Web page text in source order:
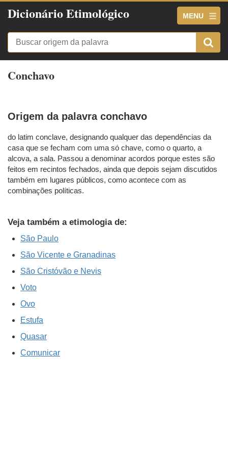
Dicionário Etimológico MENU
Conchavo
Origem da palavra conchavo
do latim conclave, designando qualquer das dependências da
casa que se fecham com uma só chave, como o quarto, a
alcova, a sala. Passou a denominar acordos porque estes são
feitos em recintos fechados, ainda que depois sejam discutidos
também em lugares públicos, como acontece com as
combinações políticas.
Veja também a etimologia de:
São Paulo
São Vicente e Granadinas
São Cristóvão e Nevis
Voto
Ovo
Estufa
Quasar
Comunicar